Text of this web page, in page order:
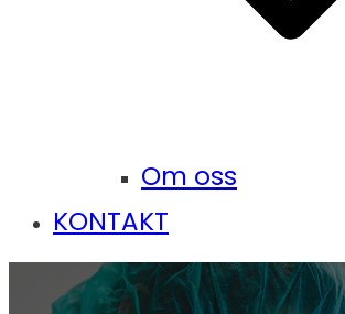
Om oss
KONTAKT